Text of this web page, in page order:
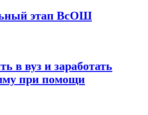
этап ВсОШ
в вуз и заработать
при помощи